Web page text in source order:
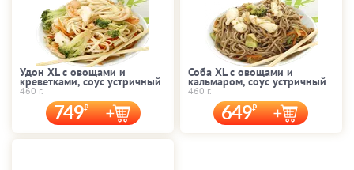
Удон XL с овощами и
креветками, соус устричный
460 г.
749
Соба XL с овощами и
кальмаром, соус устричный
460 г.
649